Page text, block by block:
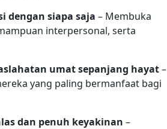
dengan siapa saja – Membuka
interpersonal, serta
umat sepanjang hayat–
yang paling bermanfaat bagi
dan penuh keyakinan –